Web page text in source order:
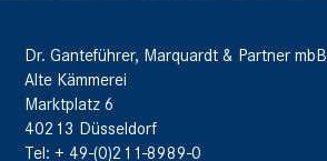
Dr. Ganteführer, Marquardt & Partner mbB
Alte Kämmerei
Marktplatz 6
40213 Düsseldorf
Tel: + 49-(0)211-8989-0